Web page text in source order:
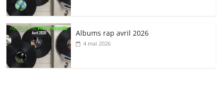
Albums rap avril 2026
4 mai 2026